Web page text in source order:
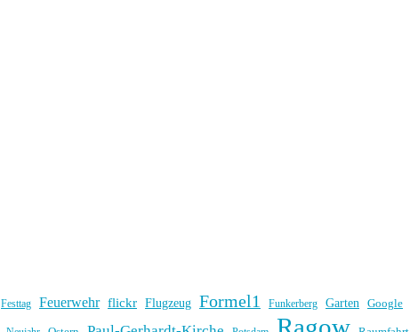
Festtag Feuerwehr flickr Flugzeug Formel1 Funkerberg Garten Google